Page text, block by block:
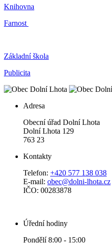
Knihovna
Farnost
Základní škola
Publicita
Adresa
Obecní úřad Dolní Lhota
Dolní Lhota 129
763 23
Kontakty
Telefon: +420 577 138 038
E-mail: obec@dolni-lhota.cz
IČO: 00283878
Úřední hodiny
Pondělí 8:00 - 15:00